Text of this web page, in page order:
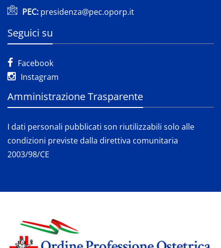
PEC: presidenza@pec.oporp.it
Seguici su
Facebook
Instagram
Amministrazione Trasparente
I dati personali pubblicati son riutilizzabili solo alle
condizioni previste dalla direttiva comunitaria
2003/98/CE